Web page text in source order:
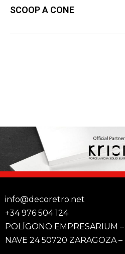
SCOOP A CONE
info@decoretro.net
+34 976 504 124
POLÍGONO EMPRESARIUM –
NAVE 24 50720 ZARAGOZA –